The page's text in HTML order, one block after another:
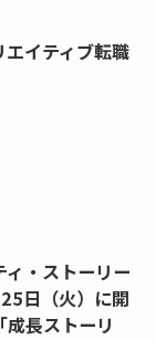
イティブ転職
ィ・ストーリー
日（火）に開
長ストーリ